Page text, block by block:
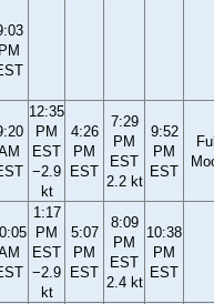
PM
12:35
PM
EST
−2.9
kt
4:26
PM
EST
7:29
PM
EST
2.2 kt
9:52
PM
EST
1:17
PM
EST
−2.9
kt
5:07
PM
EST
8:09
PM
EST
2.4 kt
10:38
PM
EST